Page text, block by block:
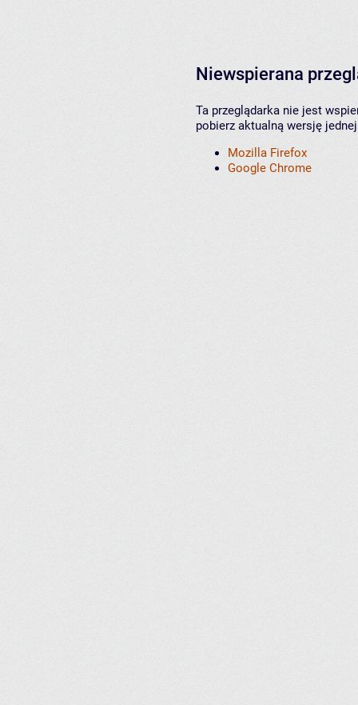
Niewspierana
Ta przeglądarka nie jest
pobierz aktualną wersję
Mozilla Firefox
Google Chrome